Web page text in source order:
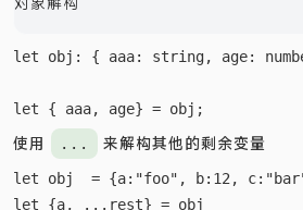
let obj: { aaa: string, age:
使用 ... 来解构其他的剩余变量
let obj  = {a:"foo", b:12,
let {a, ...rest} = obj